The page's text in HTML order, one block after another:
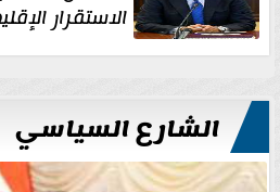
الاستقرار
الشارع السياسي